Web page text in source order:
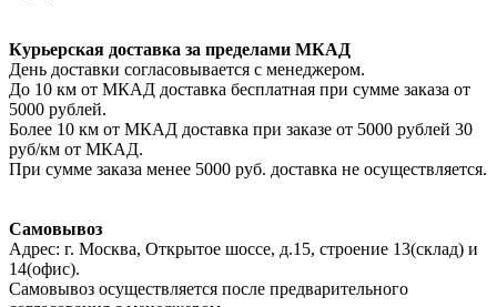
Курьерская доставка за пределами МКАД
День доставки согласовывается с менеджером.
До 10 км от МКАД доставка бесплатная при сумме заказа от
5000 рублей.
Более 10 км от МКАД доставка при заказе от 5000 рублей 30
руб/км от МКАД.
При сумме заказа менее 5000 руб. доставка не осуществляется.
Самовывоз
Адрес: г. Москва, Открытое шоссе, д.15, строение 13(склад) и
14(офис).
Самовывоз осуществляется после предварительного